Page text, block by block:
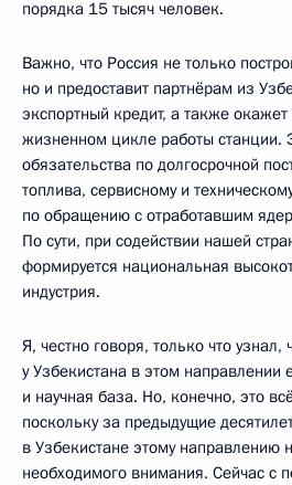
порядка 15 тысяч человек.
Важно, что Россия не только
но и предоставит партнёрам из
экспортный кредит, а также
жизненном цикле работы станции.
обязательства по долгосрочной
топлива, сервисному и
по обращению с отработавшим
По сути, при содействии нашей
формируется национальная
индустрия.
Я, честно говоря, только что
у Узбекистана в этом направлении
и научная база. Но, конечно, это
поскольку за предыдущие
в Узбекистане этому направлению
необходимого внимания. Сейчас с